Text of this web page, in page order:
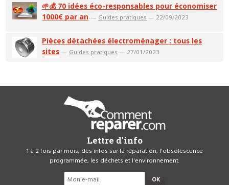
🌱💰 70 idées éco-responsables pour économiser
1000€ par an — Guides pratiques — 22/09/2023
Pièces détachées électroménager : tous les
sites — Guides pratiques — 27/01/2023
Lettre d'info
1 à 2 fois par mois, des infos sur la réparation, l'obsolescence
programmée, les déchets et l'environnement.
OK